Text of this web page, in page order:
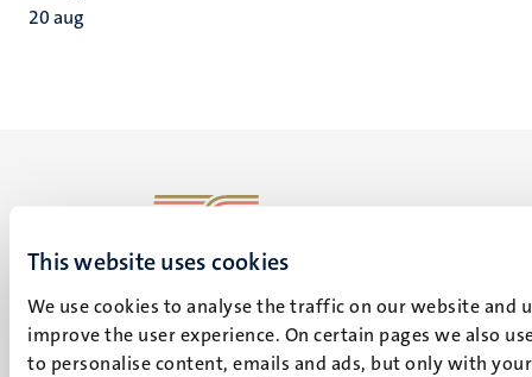
This website uses cookies
We use cookies to analyse the traffic on our website and
improve the user experience. On certain pages we also
to personalise content, emails and ads, but only with
20aug
UM visiting address
Minderbroedersberg 4-6
6211 LK
Maastricht